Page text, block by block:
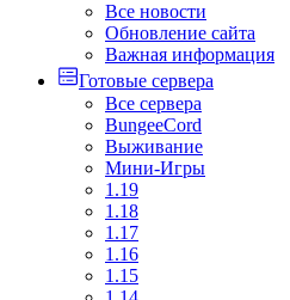
Все новости
Обновление сайта
Важная информация
Готовые сервера
Все сервера
BungeeCord
Выживание
Мини-Игры
1.19
1.18
1.17
1.16
1.15